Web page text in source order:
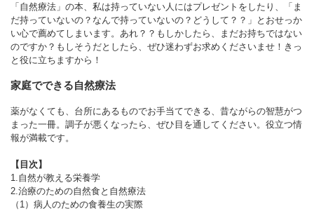
「自然療法」の本、私は持っていない人にはプレゼントをしたり、「ま
だ持っていないの？なんで持っていないの？どうして？？」とおせっか
い心で薦めてしまいます。あれ？？もしかしたら、まだお持ちではない
のですか？もしそうだとしたら、ぜひ迷わずお求めくださいませ！きっ
と役に立ちますから！
家庭でできる自然療法
薬がなくても、台所にあるものでお手当てできる、昔ながらの智慧がつ
まった一冊。調子が悪くなったら、ぜひ目を通してください。役立つ情
報が満載です。
【目次】
1.自然が教える栄養学
2.治療のための自然食と自然療法
（1）病人のための食養生の実際